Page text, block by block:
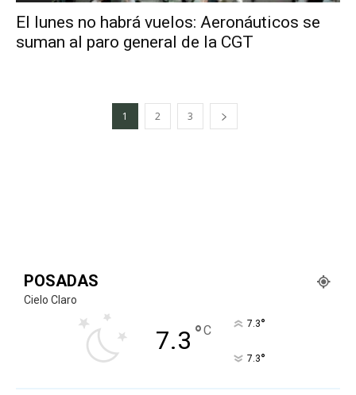
El lunes no habrá vuelos: Aeronáuticos se
suman al paro general de la CGT
1 2 3
POSADAS
Cielo Claro
7.3 °C 7.3°
7.3°